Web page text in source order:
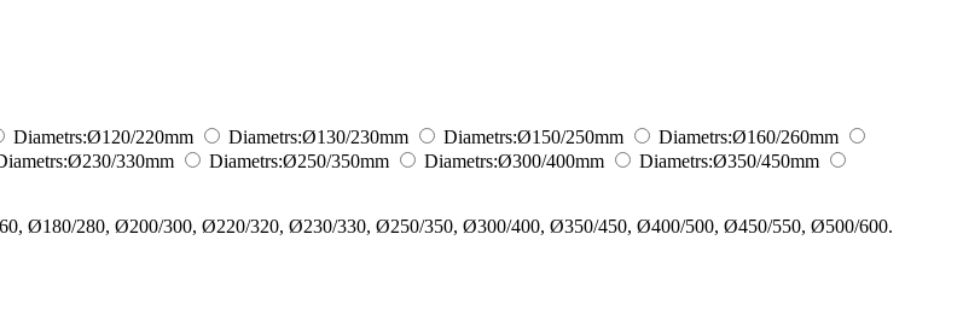
Diametrs:Ø120/220mm Diametrs:Ø130/230mm Diametrs:Ø150/250mm Diametrs:Ø160/260mm
Ø230/330mm Diametrs:Ø250/350mm Diametrs:Ø300/400mm Diametrs:Ø350/450mm
Ø180/280, Ø200/300, Ø220/320, Ø230/330, Ø250/350, Ø300/400, Ø350/450, Ø400/500, Ø450/550, Ø500/600.